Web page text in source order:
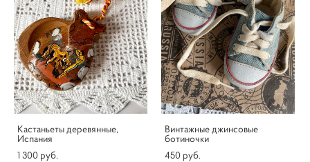
Кастаньеты деревянные,
Испания
1 300 pуб.
Винтажные джинсовые
ботиночки
450 pуб.